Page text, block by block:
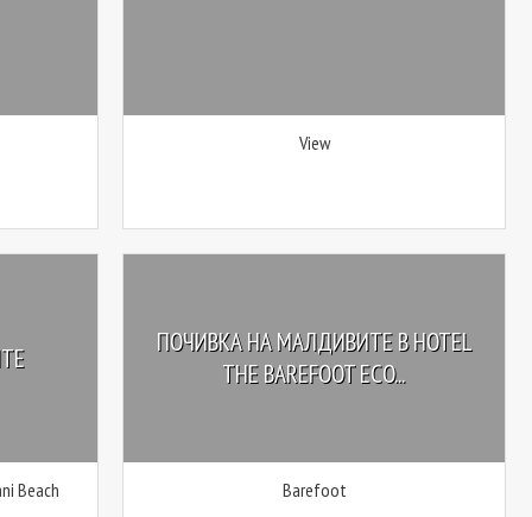
View
Beach
ПОЧИВКА НА МАЛДИВИТЕ В HOTEL
THE BAREFOOT ECO...
Barefoot